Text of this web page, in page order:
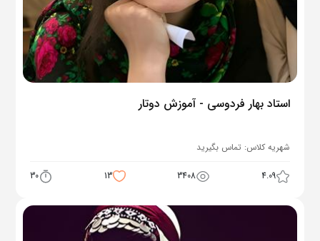
استاد بهار فردوسی - آموزش دوتار
شهریه کلاس: تماس بگیرید
4.09
3408
13
30